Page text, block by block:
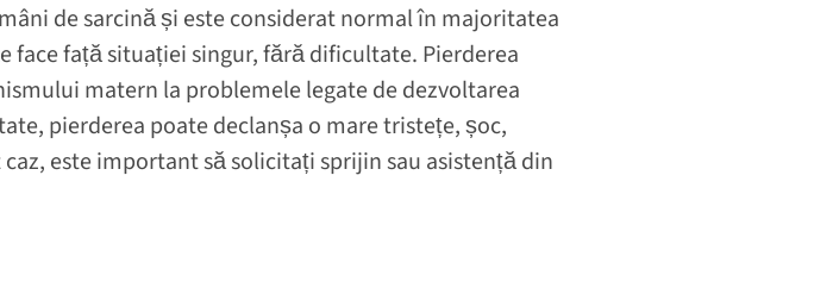
de sarcină și este considerat normal în majoritatea
față situației singur, fără dificultate. Pierderea
matern la problemele legate de dezvoltarea
pierderea poate declanșa o mare tristețe, șoc,
este important să solicitați sprijin sau asistență din